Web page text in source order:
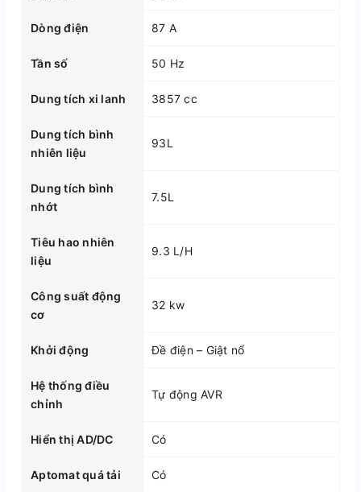
Dòng điện 87 A
Tần số 50 Hz
Dung tích xi lanh 3857 cc
Dung tích bình
nhiên liệu
93L
Dung tích bình
nhớt
7.5L
Tiêu hao nhiên
liệu
9.3 L/H
Công suất động
cơ
32 kw
Khởi động Đề điện – Giật nổ
Hệ thống điều
chỉnh
Tự động AVR
Hiển thị AD/DC Có
Aptomat quá tải Có